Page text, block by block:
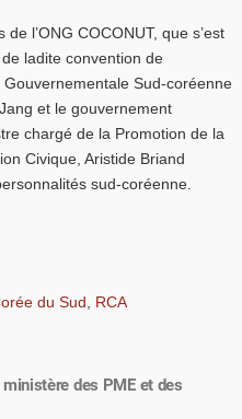
l’ONG COCONUT, que s’est
ladite convention de
Sud-coréenne
et le gouvernement
chargé de la Promotion de la
Civique, Aristide Briand
sud-coréenne.
du Sud, RCA
des PME et des